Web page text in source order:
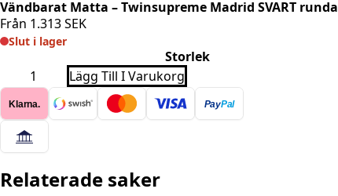
Vändbarat Matta – Twinsupreme Madrid SVART runda
Från 1.313SEK
Slut i lager
Storlek
Vändbarat
Matta
-
Twinsupreme
Madrid
SVART
runda
mängd
Lägg Till I Varukorg
Klarna. PayPal
Relaterade saker